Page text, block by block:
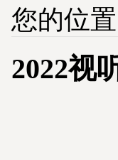
您的位置
2022视